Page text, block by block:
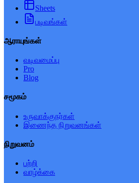
Sheets
படிவங்கள்
ஆராயுங்கள்
வடிவமைப்பு
Pro
Blog
சமூகம்
உருவாக்குநர்கள்
இணைந்த நிறுவனங்கள்
நிறுவனம்
பற்றி
வாழ்க்கை